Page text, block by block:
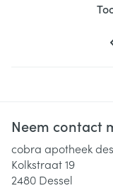
Neem contact
cobra apotheek
Kolkstraat 19
2480 Dessel